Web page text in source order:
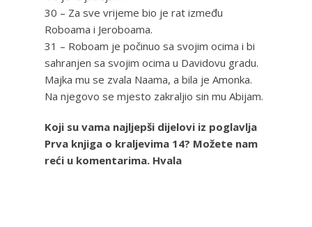
30 – Za sve vrijeme bio je rat između
Roboama i Jeroboama.
31 – Roboam je počinuo sa svojim ocima i bi
sahranjen sa svojim ocima u Davidovu gradu.
Majka mu se zvala Naama, a bila je Amonka.
Na njegovo se mjesto zakraljio sin mu Abijam.
Koji su vama najljepši dijelovi iz poglavlja
Prva knjiga o kraljevima 14? Možete nam
reći u komentarima. Hvala